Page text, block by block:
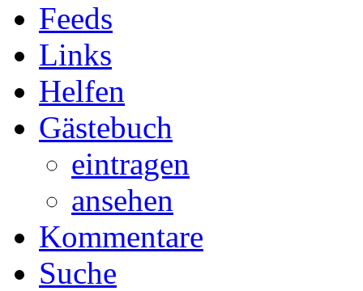
Feeds
Links
Helfen
Gästebuch
eintragen
ansehen
Kommentare
Suche